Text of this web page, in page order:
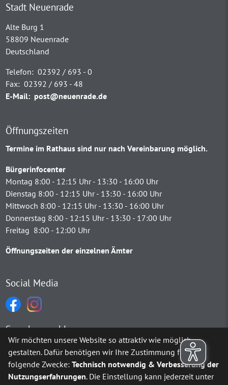
Stadt Neuenrade
Alte Burg 1
58809 Neuenrade
Deutschland
Telefon: 02392 / 693 - 0
Fax: 02392 / 693 - 48
E-Mail: post@neuenrade.de
Öffnungszeiten
Termine im Rathaus sind nur nach Vereinbarung möglich.
Bürgerinfocenter
Montag 8:00 - 12:15 Uhr - 13:30 - 16:00 Uhr
Dienstag 8:00 - 12:15 Uhr - 13:30 - 16:00 Uhr
Mittwoch 8:00 - 12:15 Uhr - 13:30 - 16:00 Uhr
Donnerstag 8:00 - 12:15 Uhr - 13:30 - 17:00 Uhr
Freitag 8:00 - 12:00 Uhr
Öffnungszeiten der einzelnen Ämter
Social Media
Sprachauswahl
Möchten Sie vonGoogle Translate bereitgestellte externe
Ja Immer
Wir möchten unsere Website so attraktiv wie möglich
gestalten. Dafür benötigen wir Ihre Zustimmung für
folgende Zwecke:Technisch notwendig & Verbesserung der
Nutzungserfahrungen. Die Einstellung kann jederzeit unter